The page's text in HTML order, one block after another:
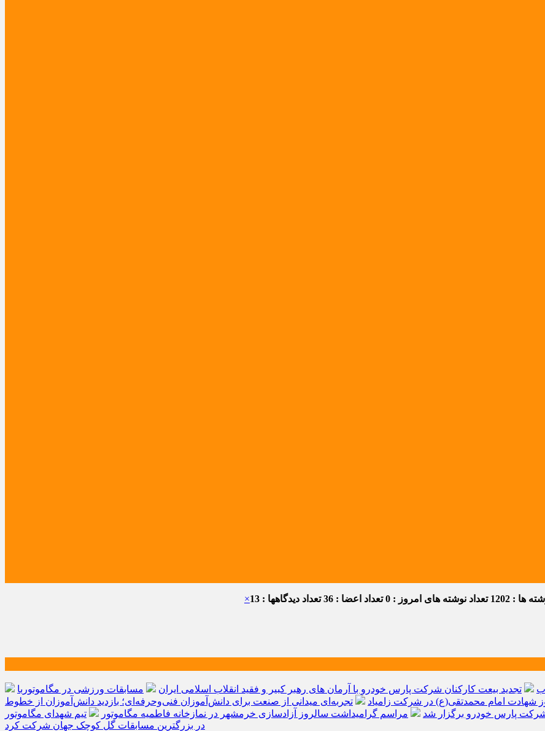
ها : 1202 تعداد نوشته های امروز : 0 تعداد اعضا : 36 تعداد دیدگاهها : 13 ×
تجدید بیعت کارکنان شرکت پارس خودرو با آرمان های رهبر کبیر و فقید انقلاب اسلامی ایران
مسابقات ورزشی در مگاموتوربا
شهادت امام محمدتقی(ع) در شرکت زامیاد
تجربه‌ای میدانی از صنعت برای دانش‌آموزان فنی‌وحرفه‌ای؛ بازدید دانش‌آموزان از خطوط
پارس خودرو برگزار شد مراسم گرامیداشت سالروز آزادسازی خرمشهر در نمازخانه فاطمیه مگاموتور
تیم شهدای مگاموتور
در بزرگترین مسابقات گل کوچک جهان شرکت کرد